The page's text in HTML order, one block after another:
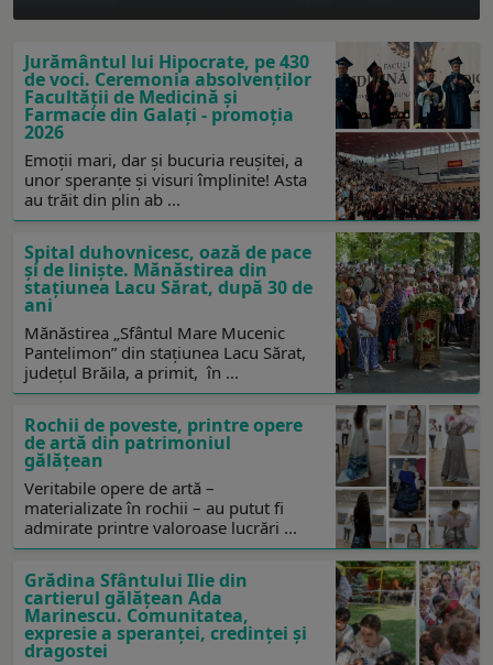
Jurământul lui Hipocrate, pe 430
de voci. Ceremonia absolvenţilor
Facultăţii de Medicină şi
Farmacie din Galaţi - promoţia
2026
Emoții mari, dar şi bucuria reuşitei, a
unor speranțe și visuri împlinite! Asta
au trăit din plin ab ...
Spital duhovnicesc, oază de pace
și de liniște. Mănăstirea din
staţiunea Lacu Sărat, după 30 de
ani
Mănăstirea „Sfântul Mare Mucenic
Pantelimon” din stațiunea Lacu Sărat,
judeţul Brăila, a primit, în ...
Rochii de poveste, printre opere
de artă din patrimoniul
gălăţean
Veritabile opere de artă –
materializate în rochii – au putut fi
admirate printre valoroase lucrări ...
Grădina Sfântului Ilie din
cartierul gălăţean Ada
Marinescu. Comunitatea,
expresie a speranţei, credinţei şi
dragostei